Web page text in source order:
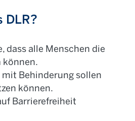
DLR?
dass alle Menschen die
können.
Behinderung sollen
können.
Barrierefreiheit